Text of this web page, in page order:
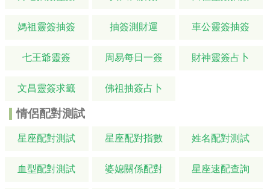
媽祖靈簽抽簽 抽簽測財運 車公靈簽抽簽
七王爺靈簽 周易每日一簽 財神靈簽占卜
文昌靈簽求籤 佛祖抽簽占卜
情侶配對測試
星座配對測試 星座配對指數 姓名配對測試
血型配對測試 婆媳關係配對 星座速配查詢